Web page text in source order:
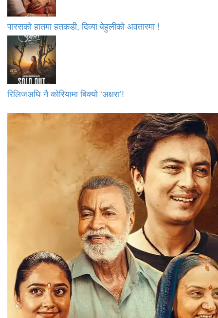
पारसको हातमा हतकडी, दिव्या बेहुलीको अवतारमा !
रिलिजअघि नै कोरियामा बिक्यो ‘अक्षरा’!